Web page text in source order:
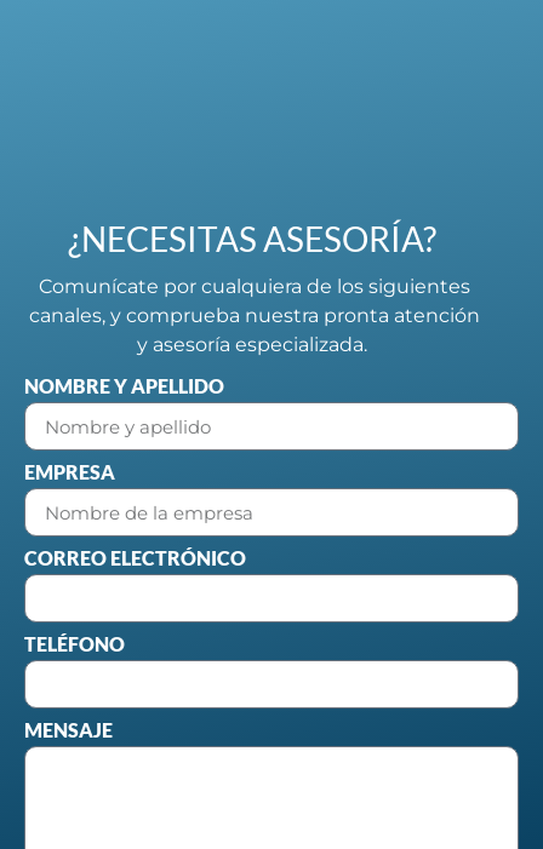
¿NECESITAS ASESORÍA?
Comunícate por cualquiera de los siguientes
canales, y comprueba nuestra pronta atención
y asesoría especializada.
NOMBRE Y APELLIDO
EMPRESA
CORREO ELECTRÓNICO
TELÉFONO
MENSAJE